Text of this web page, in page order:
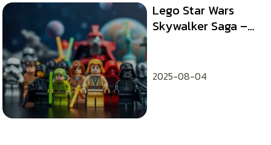
Lego Star Wars
Skywalker Saga –
2025-08-04